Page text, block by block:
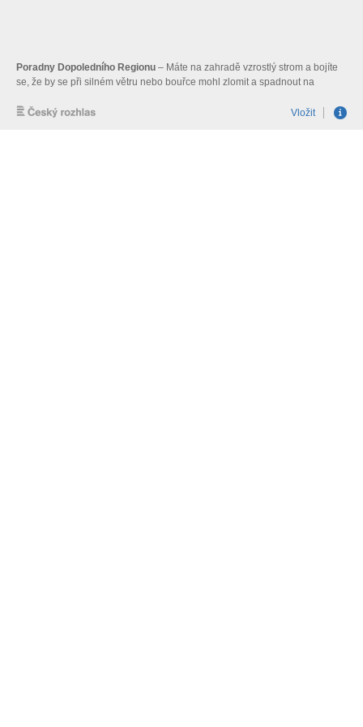
Poradny Dopoledního Regionu – Máte na zahradě vzrostlý strom a bojíte
se, že by se při silném větru nebo bouřce mohl zlomit a spadnout na
objednejte arboristu
Vložit